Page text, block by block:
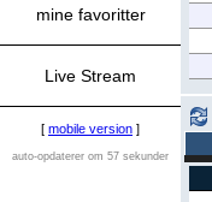
mine favoritter
Live Stream
[ mobile version ]
auto-opdaterer om 57 sekunder